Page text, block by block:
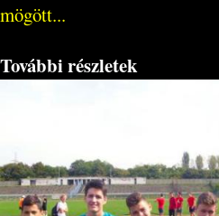
mögött...
További részletek